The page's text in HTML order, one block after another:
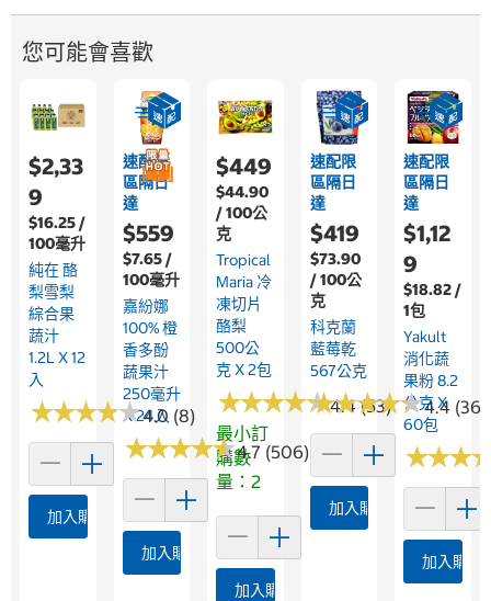
您可能會喜歡
$2,33
9
$16.25 /
100毫升
純在 酪
梨雪梨
綜合果
蔬汁
1.2L X 12
入
★★★★★
★★★★★4.0 (8)
加入購物車
速配限
區隔日
達
$559
$7.65 /
100毫升
嘉紛娜
100% 橙
香多酚
蔬果汁
250毫升
X 24入
★★★★★
★★★★★4.7 (506)
加入購物車
$449
$44.90
/ 100公
克
Tropical
Maria 冷
凍切片
酪梨
500公
克 X 2包
★★★★★
★★★★★4.4 (53)
最小訂
購數
量：2
加入購物車
速配限
區隔日
達
$419
$73.90
/ 100公
克
科克蘭
藍莓乾
567公克
★★★★★
★★★★★4.4
加入購物車
速配限
區隔日
達
$1,12
9
$18.82 /
1包
Yakult
消化蔬
果粉 8.2
公克 X
60包
★★★
★★★
加入購物